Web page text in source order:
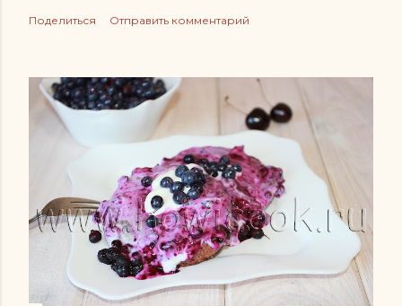
Поделиться Отправить комментарий